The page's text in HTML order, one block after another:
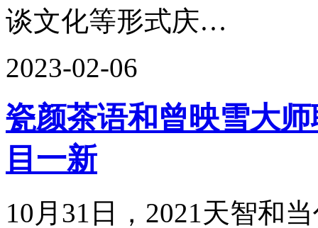
谈文化等形式庆…
2023-02-06
瓷颜茶语和曾映雪大
目一新
10月31日，2021天智和